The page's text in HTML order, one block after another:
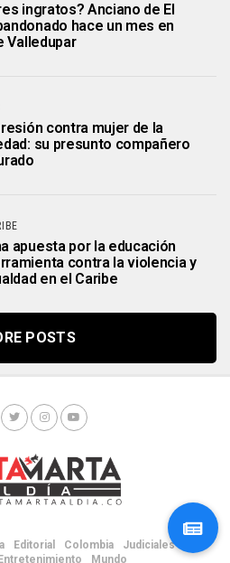
ingratos? Anciano de El
hace un mes en
Valledupar
contra mujer de la
su presunto compañero
apuesta por la educación
contra la violencia y
en el Caribe
POSTS
Editorial Colombia
Judiciales
Entretenimiento Mundo